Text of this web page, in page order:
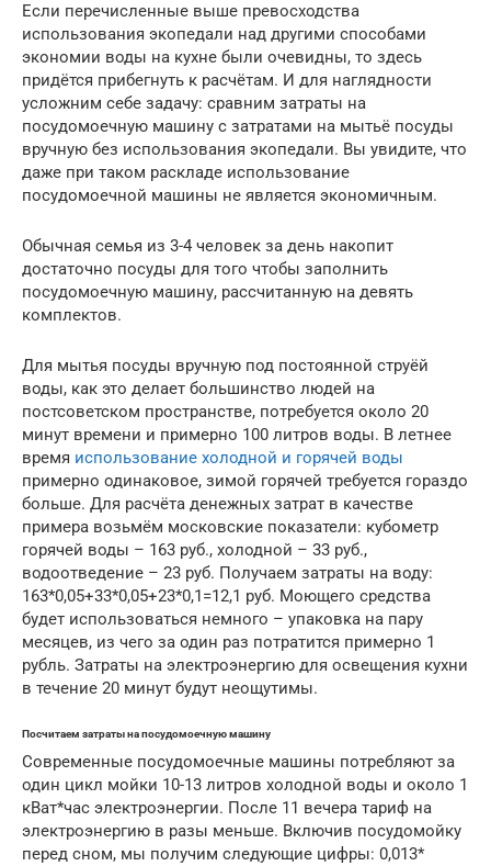
Если перечисленные выше превосходства
использования экопедали над другими способами
экономии воды на кухне были очевидны, то здесь
придётся прибегнуть к расчётам. И для наглядности
усложним себе задачу: сравним затраты на
посудомоечную машину с затратами на мытьё посуды
вручную без использования экопедали. Вы увидите, что
даже при таком раскладе использование
посудомоечной машины не является экономичным.
Обычная семья из 3-4 человек за день накопит
достаточно посуды для того чтобы заполнить
посудомоечную машину, рассчитанную на девять
комплектов.
Для мытья посуды вручную под постоянной струёй
воды, как это делает большинство людей на
постсоветском пространстве, потребуется около 20
минут времени и примерно 100 литров воды. В летнее
время использование холодной и горячей воды
примерно одинаковое, зимой горячей требуется гораздо
больше. Для расчёта денежных затрат в качестве
примера возьмём московские показатели: кубометр
горячей воды – 163 руб., холодной – 33 руб.,
водоотведение – 23 руб. Получаем затраты на воду:
163*0,05+33*0,05+23*0,1=12,1 руб. Моющего средства
будет использоваться немного – упаковка на пару
месяцев, из чего за один раз потратится примерно 1
рубль. Затраты на электроэнергию для освещения кухни
в течение 20 минут будут неощутимы.
Посчитаем затраты на посудомоечную машину
Современные посудомоечные машины потребляют за
один цикл мойки 10-13 литров холодной воды и около 1
кВат*час электроэнергии. После 11 вечера тариф на
электроэнергию в разы меньше. Включив посудомойку
перед сном, мы получим следующие цифры: 0,013*